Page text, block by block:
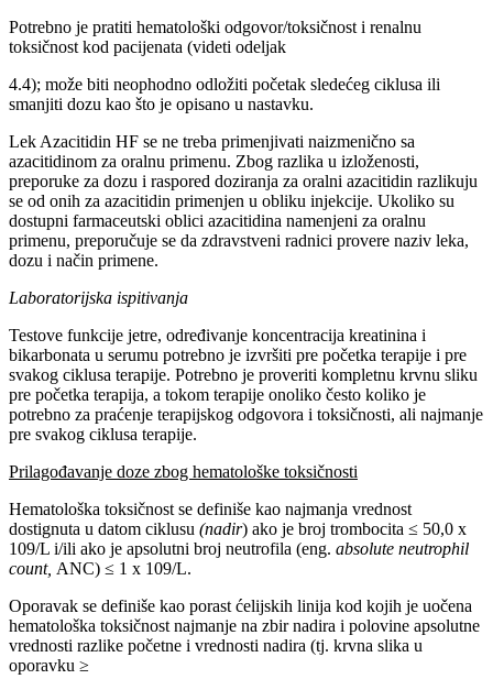
Potrebno je pratiti hematološki odgovor/toksičnost i renalnu
toksičnost kod pacijenata (videti odeljak
4.4); može biti neophodno odložiti početak sledećeg ciklusa ili
smanjiti dozu kao što je opisano u nastavku.
Lek Azacitidin HF se ne treba primenjivati naizmenično sa
azacitidinom za oralnu primenu. Zbog razlika u izloženosti,
preporuke za dozu i raspored doziranja za oralni azacitidin razlikuju
se od onih za azacitidin primenjen u obliku injekcije. Ukoliko su
dostupni farmaceutski oblici azacitidina namenjeni za oralnu
primenu, preporučuje se da zdravstveni radnici provere naziv leka,
dozu i način primene.
Laboratorijska ispitivanja
Testove funkcije jetre, određivanje koncentracija kreatinina i
bikarbonata u serumu potrebno je izvršiti pre početka terapije i pre
svakog ciklusa terapije. Potrebno je proveriti kompletnu krvnu sliku
pre početka terapija, a tokom terapije onoliko često koliko je
potrebno za praćenje terapijskog odgovora i toksičnosti, ali najmanje
pre svakog ciklusa terapije.
Prilagođavanje doze zbog hematološke toksičnosti
Hematološka toksičnost se definiše kao najmanja vrednost
dostignuta u datom ciklusu (nadir) ako je broj trombocita ≤ 50,0 x
109/L i/ili ako je apsolutni broj neutrofila (eng. absolute neutrophil
count, ANC) ≤ 1 x 109/L.
Oporavak se definiše kao porast ćelijskih linija kod kojih je uočena
hematološka toksičnost najmanje na zbir nadira i polovine apsolutne
vrednosti razlike početne i vrednosti nadira (tj. krvna slika u
oporavku ≥